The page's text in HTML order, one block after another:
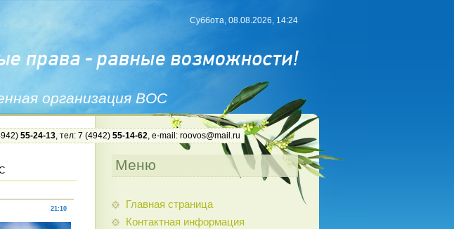
организация ВОС
Суббота, 08.08.2026, 14:24
55-24-13, тел: 7 (4942) 55-14-62, e-mail: roovos@mail.ru
21:10
Меню
Главная страница
Контактная информация